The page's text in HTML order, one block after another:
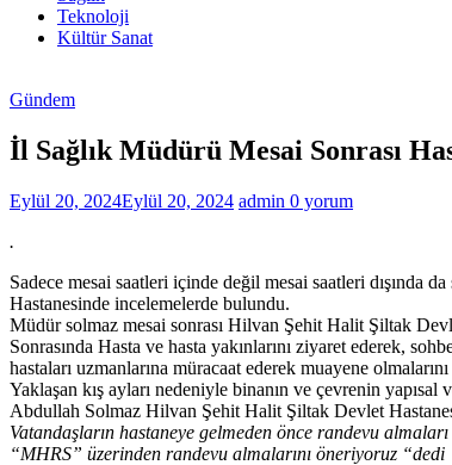
Teknoloji
Kültür Sanat
Gündem
İl Sağlık Müdürü Mesai Sonrası
Eylül 20, 2024Eylül 20, 2024 admin 0 yorum
.
Sadece mesai saatleri içinde değil mesai saatleri dışında
Hastanesinde incelemelerde bulundu.
Müdür solmaz mesai sonrası Hilvan Şehit Halit Şiltak
Sonrasında Hasta ve hasta yakınlarını ziyaret ederek,
hastaları uzmanlarına müracaat ederek muayene
Yaklaşan kış ayları nedeniyle binanın ve çevrenin
Abdullah Solmaz Hilvan Şehit Halit Şiltak Devlet
Vatandaşların hastaneye gelmeden önce randevu
“MHRS” üzerinden randevu almalarını öneriyoruz “dedi